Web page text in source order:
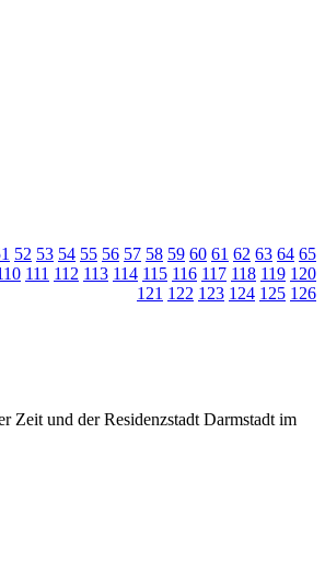
52 53 54 55 56 57 58 59 60 61 62 63 64 65
111 112 113 114 115 116 117 118 119 120
121 122 123 124 125 126
Zeit und der Residenzstadt Darmstadt im